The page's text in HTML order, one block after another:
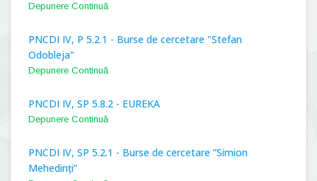
Depunere Continuă
PNCDI IV, P 5.2.1 - Burse de cercetare "Stefan
Odobleja"
Depunere Continuă
PNCDI IV, SP 5.8.2 - EUREKA
Depunere Continuă
PNCDI IV, SP 5.2.1 - Burse de cercetare ”Simion
Mehedinți”